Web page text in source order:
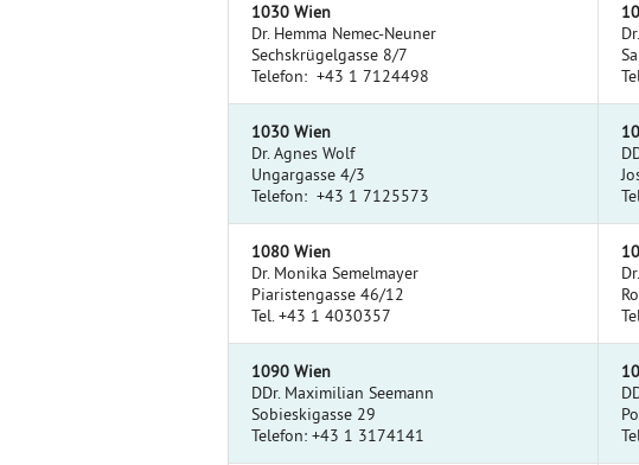
1030 Wien
Dr. Hemma Nemec-Neuner
Sechskrügelgasse 8/7
Telefon: +43 1 7124498
1030 Wien
Dr. Agnes Wolf
Ungargasse 4/3
Telefon: +43 1 7125573
1080 Wien
Dr. Monika Semelmayer
Piaristengasse 46/12
Tel. +43 1 4030357
1090 Wien
DDr. Maximilian Seemann
Sobieskigasse 29
Telefon: +43 1 3174141